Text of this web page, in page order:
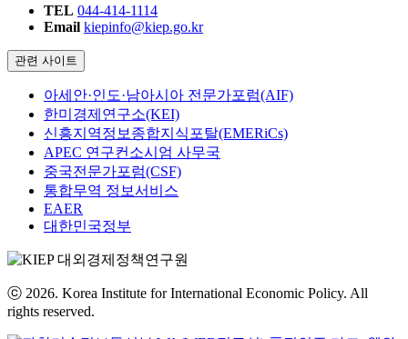
TEL 044-414-1114
Email kiepinfo@kiep.go.kr
관련 사이트
아세안·인도·남아시아 전문가포럼(AIF)
한미경제연구소(KEI)
신흥지역정보종합지식포탈(EMERiCs)
APEC 연구컨소시엄 사무국
중국전문가포럼(CSF)
통합무역 정보서비스
EAER
대한민국정부
ⓒ 2026. Korea Institute for International Economic Policy. All
rights reserved.